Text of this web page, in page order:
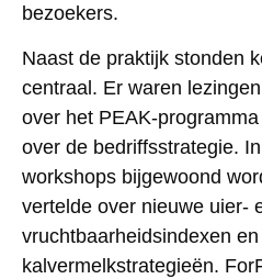
bezoekers.
Naast de praktijk stonden
centraal. Er waren
over het PEAK-
over de bedriffsstrategie.
workshops bijgewoond
vertelde over nieuwe uier-
vruchtbaarheidsindexen
kalvermelkstrategieën.